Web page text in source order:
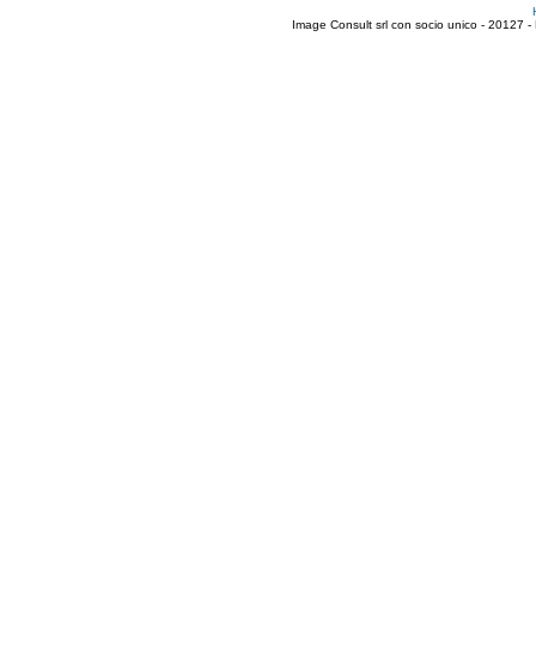
Image Consult srl con socio unico - 20127